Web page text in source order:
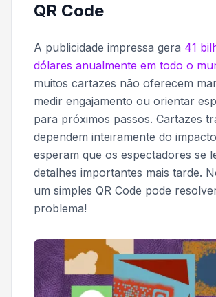
QR Code
A publicidade impressa gera 41
dólares anualmente em todo o
muitos cartazes não oferecem
medir engajamento ou orientar
para próximos passos. Cartazes
dependem inteiramente do
esperam que os espectadores se
detalhes importantes mais tarde.
um simples QR Code pode
problema!